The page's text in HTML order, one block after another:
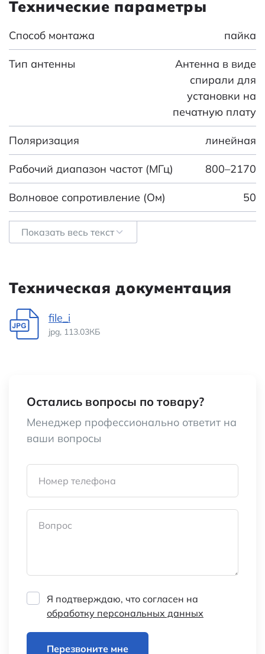
Технические параметры
Способ монтажа пайка
Тип антенны
Антенна в виде
спирали для
установки на
печатную плату
Поляризация линейная
Рабочий диапазон частот (МГц) 800–2170
Волновое сопротивление (Ом) 50
Усиление (дБи) 2
Вес брутто
Транспортная упаковка:
размер/кол-во
Показать весь текст
Техническая документация
file_i
jpg, 113.03КБ
Остались вопросы по товару?
Менеджер профессионально ответит на
ваши вопросы
Номер телефона
Вопрос
Я подтверждаю, что согласен на
обработку персональных данных
Перезвоните мне